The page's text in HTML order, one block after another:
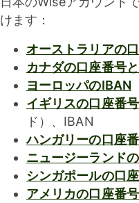
けます：
オーストラリアの
カナダの口座番号
ヨーロッパのIBAN
イギリスの口座番号
ド）、IBAN
ハンガリーの口座
ニュージーランド
シンガポールの口
アメリカの口座番号